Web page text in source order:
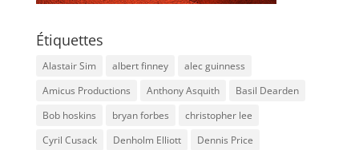
Étiquettes
Alastair Sim albert finney
alec guinness
Amicus Productions
Anthony Asquith
Basil Dearden
Bob hoskins
bryan forbes
christopher lee
Cyril Cusack
Denholm Elliott
Dennis Price